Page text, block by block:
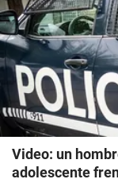
Video: un
adolescente